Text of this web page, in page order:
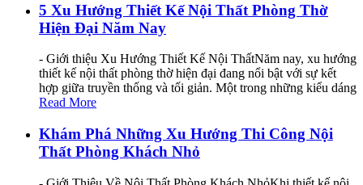
5 Xu Hướng Thiết Kế Nội Thất Phòng Thờ
Hiện Đại Năm Nay
- Giới thiệu Xu Hướng Thiết Kế Nội ThấtNăm nay, xu hướng
thiết kế nội thất phòng thờ hiện đại đang nổi bật với sự kết
hợp giữa truyền thống và tối giản. Một trong những kiểu dáng
Read More
Khám Phá Những Xu Hướng Thi Công Nội
Thất Phòng Khách Nhỏ